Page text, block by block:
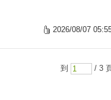
2026/08/07
到 / 3